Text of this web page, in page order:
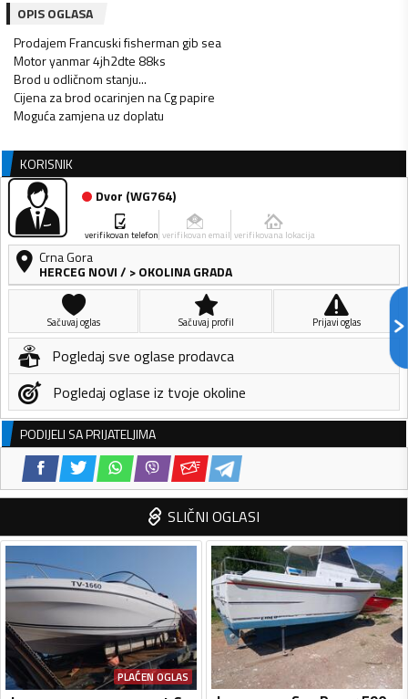
OPIS OGLASA
Prodajem Francuski fisherman gib sea
Motor yanmar 4jh2dte 88ks
Brod u odličnom stanju...
Cijena za brod ocarinjen na Cg papire
Moguća zamjena uz doplatu
KORISNIK
Dvor (WG764)
verifikovan telefon verifikovan email verifikovana lokacija
Crna Gora
HERCEG NOVI/ > OKOLINA GRADA
Sačuvaj oglas Sačuvaj profil Prijavi oglas
Pogledaj sve oglase prodavca
Pogledaj oglase iz tvoje okoline
PODIJELI SA PRIJATELJIMA
SLIČNI OGLASI
PLAĆEN OGLAS